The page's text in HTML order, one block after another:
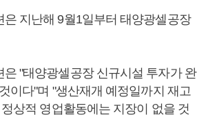
은 지난해 9월1일부터 태양광셀공장
"태양광셀공장 신규시설 투자가 완
이다"며 "생산재개 예정일까지 재고
상적 영업활동에는 지장이 없을 것